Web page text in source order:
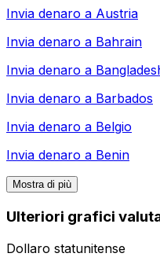
Invia denaro a Austria
Invia denaro a Bahrain
Invia denaro a
Invia denaro a Barbados
Invia denaro a Belgio
Invia denaro a Benin
Mostra di più
Ulteriori grafici
Dollaro statunitense